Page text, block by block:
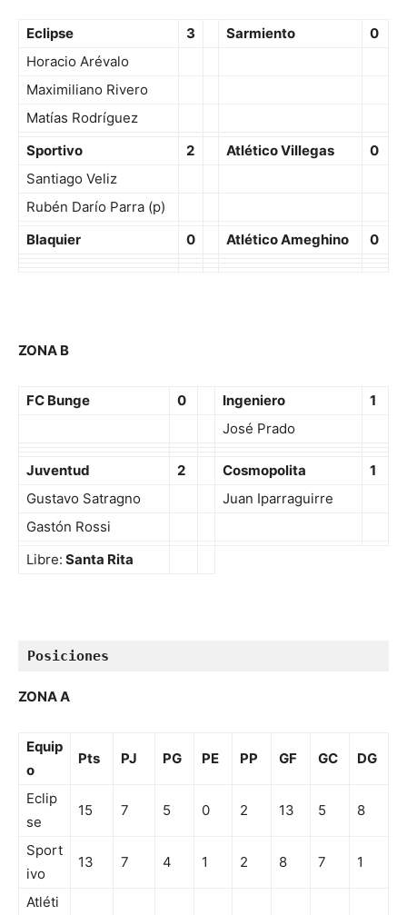
Eclipse 3 Sarmiento
0
Horacio Arévalo
Maximiliano Rivero
Matías Rodríguez
Sportivo
2 Atlético Villegas
0
Santiago Veliz
Rubén Darío Parra (p)
Blaquier
0 Atlético Ameghino 0
ZONA B
FC Bunge 0 Ingeniero
1
José Prado
Juventud 2 Cosmopolita
1
Gustavo Satragno
Juan Iparraguirre
Gastón Rossi
Libre: Santa Rita
Posiciones
ZONA A
Equip
o
Pts PJ PG PE PP GF GC DG
Eclip
se
15 7 5 0 2 13 5 8
Sport
ivo
13 7 4 1 2 8 7 1
Atléti